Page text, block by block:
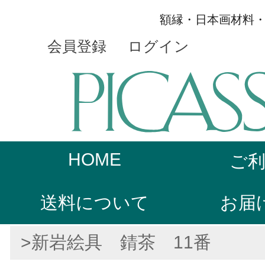
額縁・日本画材料
会員登録 ログイン
HOME ご
送料について お届
>新岩絵具 錆茶 11番